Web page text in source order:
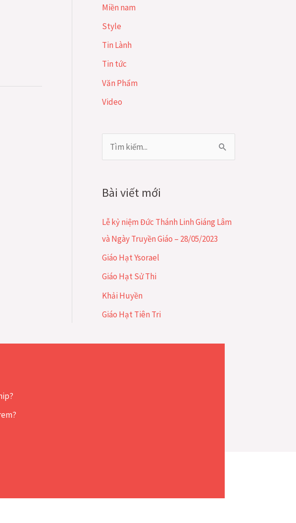
Miền nam
Style
Tin Lành
Tin tức
Văn Phẩm
Video
k
i
Bài viết mới
Lễ kỷ niệm Đức Thánh Linh Giáng Lâm
và Ngày Truyền Giáo – 28/05/2023
Giáo Hạt Ysorael
Giáo Hạt Sử Thi
Khải Huyền
Giáo Hạt Tiên Tri